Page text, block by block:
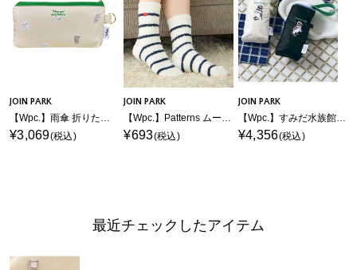
JOIN PARK
¥3,069(税込)
JOIN PARK
¥693(税込)
JOIN PARK
【Wpc.】すみだ水族館×Wpc. 遮光おそろいパラソル mini
¥4,356(税込)
最近チェックしたアイテム